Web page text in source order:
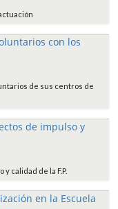
de sus centros de
calidad de la F.P.